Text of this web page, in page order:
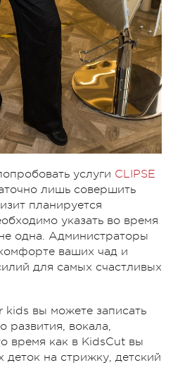
услуги CLIPSE
лишь совершить
планируется
указать во время
одна. Администраторы
ваших чад и
для самых счастливых
вы можете записать
развития, вокала,
время как в KidsCut вы
деток на стрижку, детский